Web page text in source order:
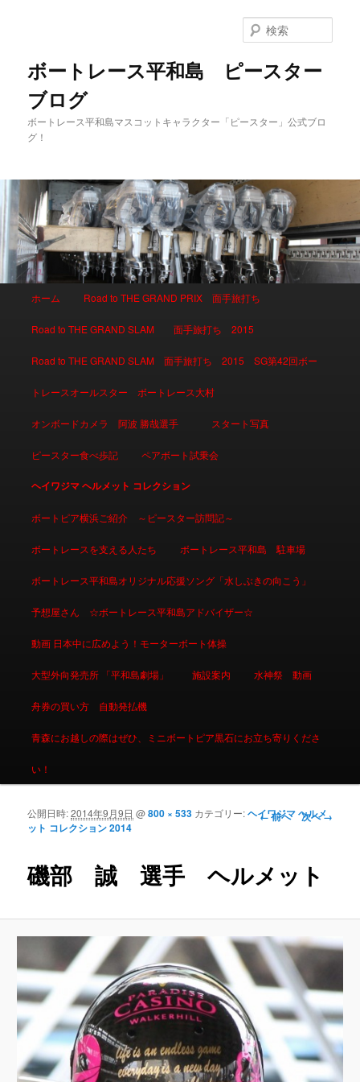
ボートレース平和島 ピースター
ブログ
ボートレース平和島マスコットキャラクター「ピースター」公式ブロ
グ！
索
メインコンテンツへ移動
サブコンテンツへ移動
ホーム Road to THE GRAND PRIX 面手旅打ち
Road to THE GRAND SLAM 面手旅打ち 2015
Road to THE GRAND SLAM 面手旅打ち 2015 SG第42回ボー
トレースオールスター ボートレース大村
オンボードカメラ 阿波 勝哉選手 スタート写真
ピースター食べ歩記 ペアボート試乗会
ヘイワジマ ヘルメット コレクション
ボートピア横浜ご紹介 ～ピースター訪問記～
ボートレースを支える人たち ボートレース平和島 駐車場
ボートレース平和島オリジナル応援ソング「水しぶきの向こう」
予想屋さん ☆ボートレース平和島アドバイザー☆
動画 日本中に広めよう！モーターボート体操
大型外向発売所 「平和島劇場」 施設案内 水神祭 動画
舟券の買い方 自動発払機
青森にお越しの際はぜひ、ミニボートピア黒石にお立ち寄りくださ
い！
画像ナビゲーシ
← 前へ 次へ →
磯部 誠 選手 ヘルメット
公開日時:2014年9月9日 @800 × 533 カテゴリー:ヘイワジマ ヘルメ
ット コレクション 2014